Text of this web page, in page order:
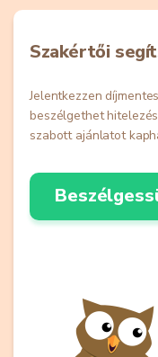
Szakértői
Jelentkezzen
beszélgethet
szabott ajánlatot